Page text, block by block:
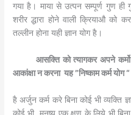
गया है। माया से उत्पन सम्पूर्ण गुण
शरीर द्धारा होने वाली क्रियाऔ को
तल्लीन होना यही ज्ञान योग है।
आसक्ति को त्यागकर अपने
आकांक्षा न करना यह ”निष्काम कर्म योग
है अर्जुन कर्म करे बिना कोई भी व्यक्ति
कोई भी मनुष्य एक क्षण के लिये भी